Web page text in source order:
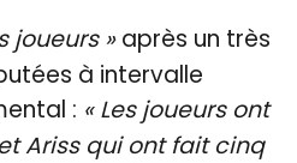
joueurs »après un très
à intervalle
: « Les joueurs ont
Ariss qui ont fait cinq